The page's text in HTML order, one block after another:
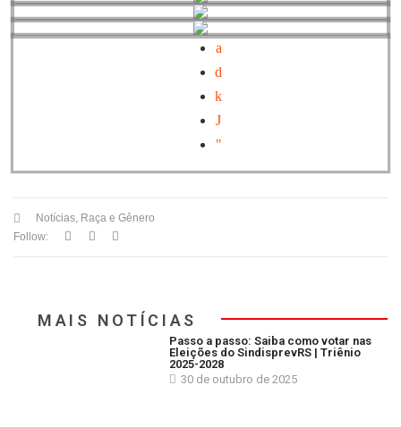
Notícias, Raça e Gênero
Follow:
MAIS NOTÍCIAS
Passo a passo: Saiba como votar nas
Eleições do SindisprevRS | Triênio
2025-2028
30 de outubro de 2025